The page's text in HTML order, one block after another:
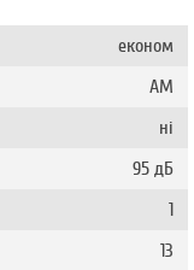
економ
AM
ні
95 дБ
1
13